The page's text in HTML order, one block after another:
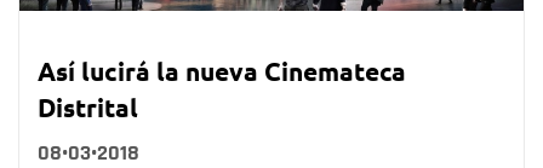
Así lucirá la nueva Cinemateca
Distrital
08•03•2018